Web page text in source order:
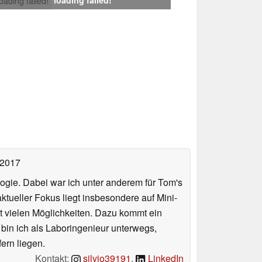
Dabei war ich unter anderem für Tom's
Fokus liegt insbesondere auf Mini-
Möglichkeiten. Dazu kommt ein
ich als Laboringenieur unterwegs,
liegen.
Kontakt:
silvio39191, LinkedIn